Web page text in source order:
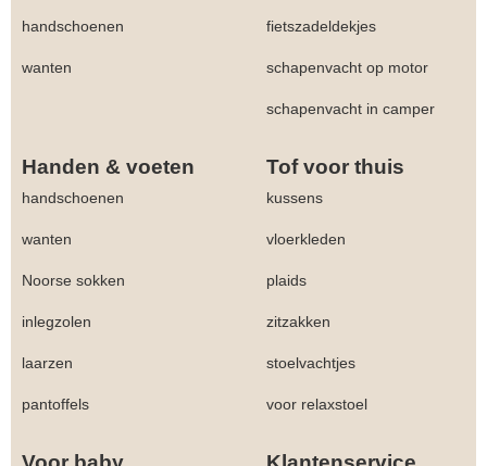
handschoenen fietszadeldekjes
wanten schapenvacht op motor
schapenvacht in camper
Handen & voeten Tof voor thuis
handschoenen kussens
wanten vloerkleden
Noorse sokken plaids
inlegzolen zitzakken
laarzen stoelvachtjes
pantoffels voor relaxstoel